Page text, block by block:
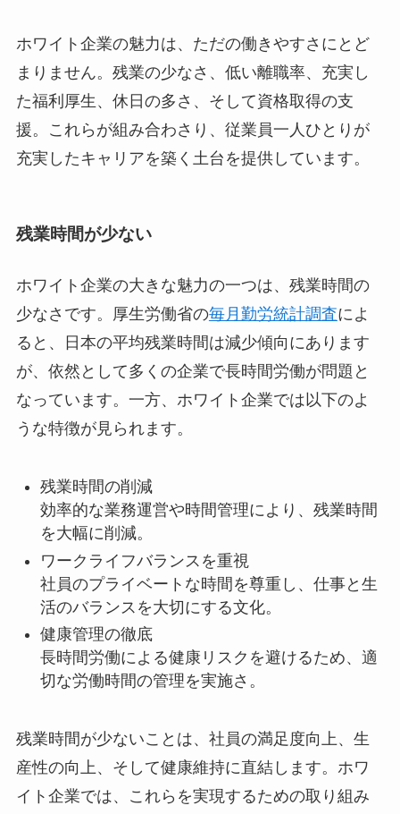
ホワイト企業の魅力は、ただの働きやすさにとど
まりません。残業の少なさ、低い離職率、充実し
た福利厚生、休日の多さ、そして資格取得の支
援。これらが組み合わさり、従業員一人ひとりが
充実したキャリアを築く土台を提供しています。
残業時間が少ない
ホワイト企業の大きな魅力の一つは、残業時間の
少なさです。厚生労働省の毎月勤労統計調査によ
ると、日本の平均残業時間は減少傾向にあります
が、依然として多くの企業で長時間労働が問題と
なっています。一方、ホワイト企業では以下のよ
うな特徴が見られます。
残業時間の削減
効率的な業務運営や時間管理により、残業時間
を大幅に削減。
ワークライフバランスを重視
社員のプライベートな時間を尊重し、仕事と生
活のバランスを大切にする文化。
健康管理の徹底
長時間労働による健康リスクを避けるため、適
切な労働時間の管理を実施さ。
残業時間が少ないことは、社員の満足度向上、生
産性の向上、そして健康維持に直結します。ホワ
イト企業では、これらを実現するための取り組み